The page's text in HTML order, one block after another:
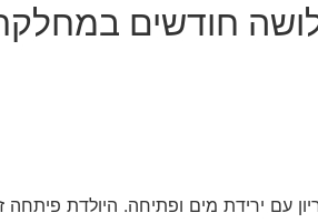
לאחר שלושה חודשים
השבוע לביתה, נולדה לאם כבת 30 שזו הייתה הלידה הראשונה שלה, שהגיעה למרכז הרפואי בני ציון בשבוע ה- 25 להריון